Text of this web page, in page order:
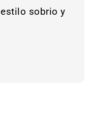
estilo sobrio y